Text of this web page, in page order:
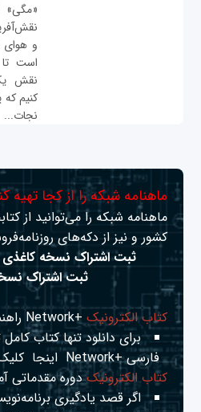
و هوای
است
نقش
کنیم که
نجات...
ماهنامه شبکه را از کجا تهیه
ماهنامه شبکه را می‌توانید از
کشور و نیز از دکه‌های
ثبت اشتراک نسخه کاغذی
ثبت اشتراک
کتاب الکترونیک+Network راهنمای شبکه‌ها
برای دانلود تنها کتاب
فارسی +Network
اینجا
کتاب الکترونیکدوره مقدماتی
اگر قصد یادگیری